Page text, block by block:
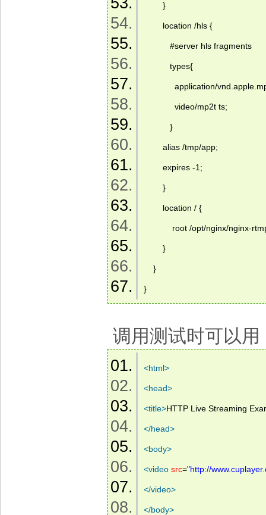
}
location /hls {
#server hls fragments
types{
application/
video/mp2t ts;
}
alias /tmp/app;
expires -1;
}
location / {
root /opt/nginx/nginx-
}
}
}
调用测试时可以用
<html>
<head>
<title>HTTP Live Streaming
</head>
<body>
<video src="http://
</video>
</body>